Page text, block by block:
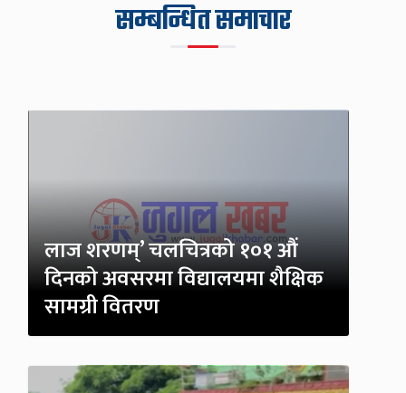
सम्बन्धित समाचार
लाज शरणम्’ चलचित्रको १०१ औं
दिनको अवसरमा विद्यालयमा शैक्षिक
सामग्री वितरण